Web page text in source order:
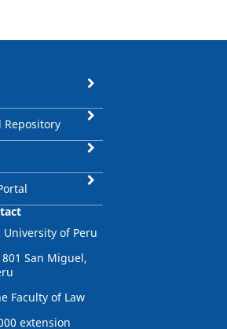
Repository
of Peru
San Miguel,
Faculty of Law
extension